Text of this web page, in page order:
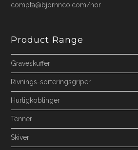
compta@bjornnco.com/nor
Product Range
Graveskuffer
Rivnings-sorteringsgriper
Hurtigkoblinger
Tenner
Skiver